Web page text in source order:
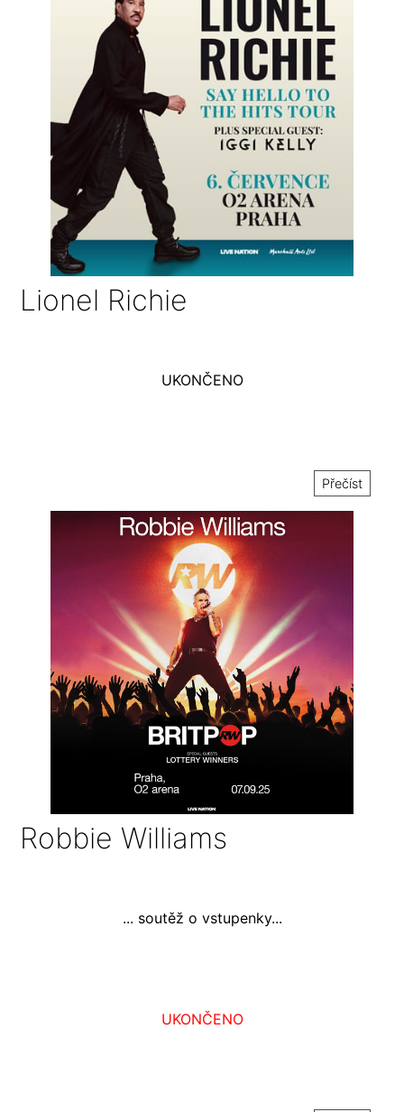
Lionel Richie
UKONČENO
Přečíst
Robbie Williams
... soutěž o vstupenky...
UKONČENO